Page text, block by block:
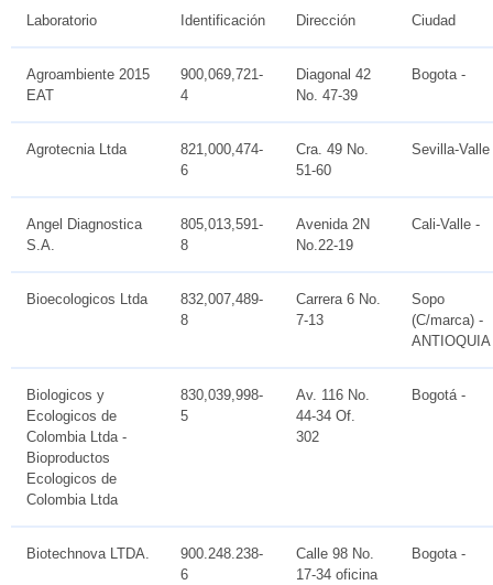
Laboratorio Identificación Dirección Ciudad
Agroambiente 2015
EAT
900,069,721-
4
Diagonal 42
No. 47-39
Bogota -
Agrotecnia Ltda
821,000,474-
6
Cra. 49 No.
51-60
Sevilla-Valle
Angel Diagnostica
S.A.
805,013,591-
8
Avenida 2N
No.22-19
Cali-Valle -
Bioecologicos Ltda
832,007,489-
8
Carrera 6 No.
7-13
Sopo
(C/marca) -
ANTIOQUIA
Biologicos y
Ecologicos de
Colombia Ltda -
Bioproductos
Ecologicos de
Colombia Ltda
830,039,998-
5
Av. 116 No.
44-34 Of.
302
Bogotá -
Biotechnova LTDA.
900.248.238-
6
Calle 98 No.
17-34 oficina
Bogota -